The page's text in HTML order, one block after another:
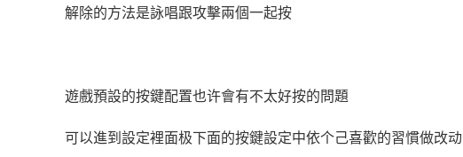
解除的方法是詠唱跟攻擊兩個一起按
遊戲預設的按鍵配置也许會有不太好按的問題
可以進到設定裡面极下面的按鍵設定中依个己喜歡的習慣做改动